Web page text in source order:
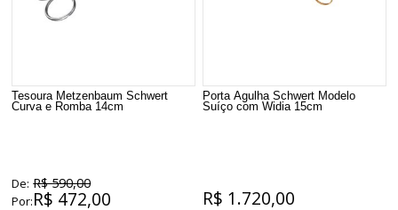
Tesoura Metzenbaum Schwert
Curva e Romba 14cm
De: R$ 590,00
Por:R$ 472,00
Porta Agulha Schwert Modelo
Suíço com Widia 15cm
R$ 1.720,00